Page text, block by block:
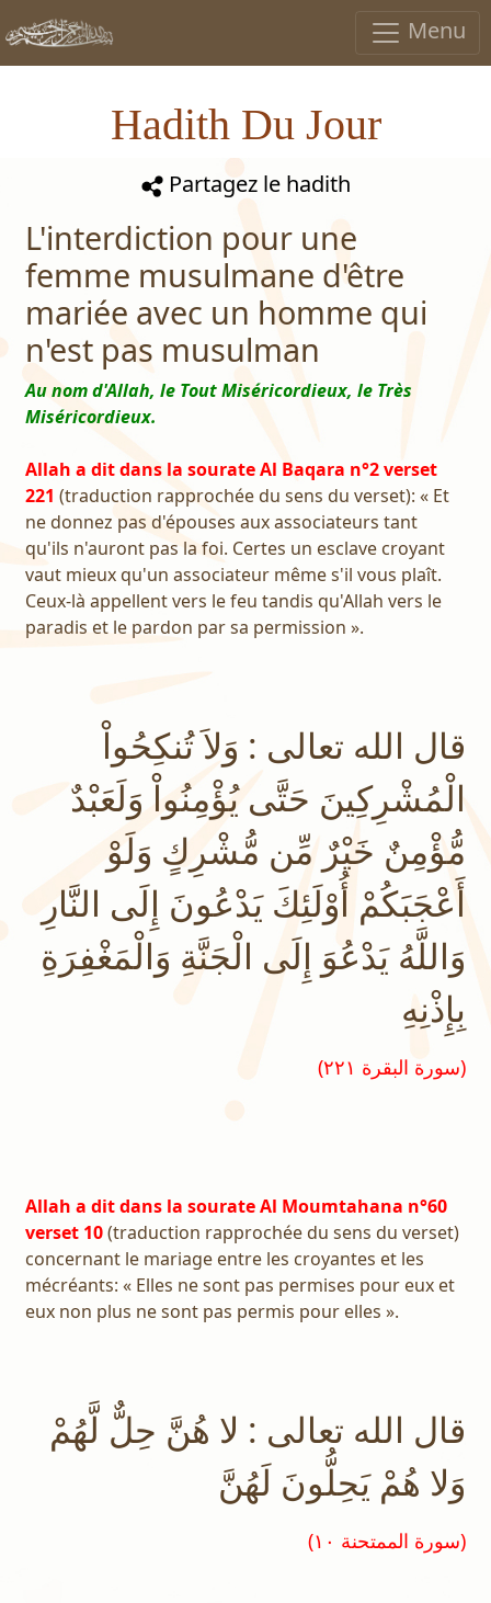
Menu
Hadith Du Jour
Partagez le hadith
L'interdiction pour une
femme musulmane d'être
mariée avec un homme qui
n'est pas musulman
Au nom d'Allah, le Tout Miséricordieux, le Très
Miséricordieux.
Allah a dit dans la sourate Al Baqara n°2 verset
221 (traduction rapprochée du sens du verset): « Et
ne donnez pas d'épouses aux associateurs tant
qu'ils n'auront pas la foi. Certes un esclave croyant
vaut mieux qu'un associateur même s'il vous plaît.
Ceux-là appellent vers le feu tandis qu'Allah vers le
paradis et le pardon par sa permission ».
قال الله تعالى : وَلاَ تُنكِحُواْ
الْمُشْرِكِينَ حَتَّى يُؤْمِنُواْ وَلَعَبْدٌ
مُّؤْمِنٌ خَيْرٌ مِّن مُّشْرِكٍ وَلَوْ
أَعْجَبَكُمْ أُوْلَئِكَ يَدْعُونَ إِلَى النَّارِ
وَاللَّهُ يَدْعُوَ إِلَى الْجَنَّةِ وَالْمَغْفِرَةِ
بِإِذْنِهِ
(سورة البقرة ٢٢١)
Allah a dit dans la sourate Al Moumtahana n°60
verset 10(traduction rapprochée du sens du verset)
concernant le mariage entre les croyantes et les
mécréants: « Elles ne sont pas permises pour eux et
eux non plus ne sont pas permis pour elles ».
قال الله تعالى : لا هُنَّ حِلٌّ لَّهُمْ
وَلا هُمْ يَحِلُّونَ لَهُنَّ
(سورة الممتحنة ١٠)